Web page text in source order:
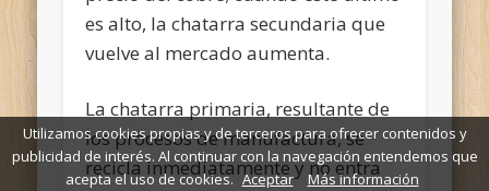
es alto, la chatarra secundaria que
vuelve al mercado aumenta.
La chatarra primaria, resultante de
los procesos de manufactura, se
recicla inmediatamente y no entra
Utilizamos cookies propias y de terceros para ofrecer contenidos y
publicidad de interés. Al continuar con la navegación entendemos que
acepta el uso de cookies. Aceptar Más información